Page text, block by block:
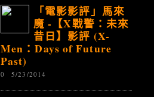
「電影影評」馬來
魔 -【X戰警：未來
昔日】影評 (X-
Men：Days of Future
Past)
0 5/23/2014